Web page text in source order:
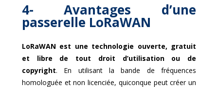
4- Avantages d’une
passerelle LoRaWAN
LoRaWAN est une technologie ouverte, gratuit
et libre de tout droit d’utilisation ou de
copyright. En utilisant la bande de fréquences
homologuée et non licenciée, quiconque peut créer un